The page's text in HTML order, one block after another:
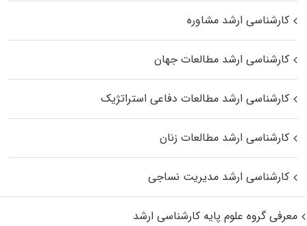
کارشناسی ارشد مشاوره
کارشناسی ارشد مطالعات جهان
کارشناسی ارشد مطالعات دفاعی استراتژیک
کارشناسی ارشد مطالعات زنان
کارشناسی ارشد مدیریت نساجی
معرفی گروه علوم پایه کارشناسی ارشد